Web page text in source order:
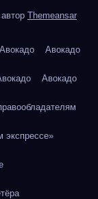
Themeansar
Авокадо Авокадо
Авокадо
экспрессе»